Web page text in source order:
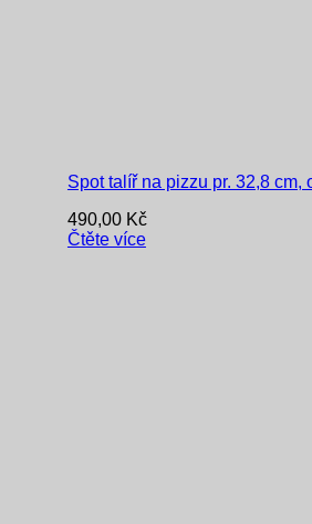
Spot talíř na pizzu pr. 32,8 cm,
490,00 Kč
Čtěte více